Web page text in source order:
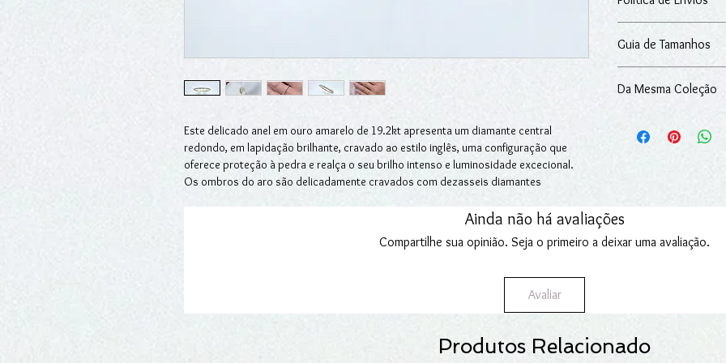
Este delicado anel em ouro amarelo de 19.2kt apresenta um diamante central
redondo, em lapidação brilhante, cravado ao estilo inglês, uma configuração que
oferece proteção à pedra e realça o seu brilho intenso e luminosidade excecional.
Os ombros do aro são delicadamente cravados com dezasseis diamantes
estendendo-se até metade da aliança. As pedras, dispostas lado a lado e protegidas
por discretas garras, garantem uma excelente fixação, conforto e um acabamento
anel de noivado ou para celebrar um momento verdadeiramente marcante.
Diamantes: 0.20ct
A peça vem
adquiridos na loja
Para mais
Devoluções.
excluindo-se
nossos serviços.
Fazemos entregas em
Para mais
Guia de Tamanhos
Da Mesma Coleção
Anel com Safiras: SKU -
Ainda não há avaliações
Compartilhe sua opinião. Seja o primeiro a deixar uma avaliação.
Avaliar
Produtos Relacionado